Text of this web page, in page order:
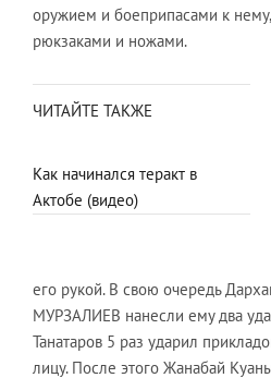
оружием и боеприпасами к
рюкзаками и ножами.
ЧИТАЙТЕ ТАКЖЕ
Как начинался теракт в
Актобе (видео)
его рукой. В свою очередь
МУРЗАЛИЕВ нанесли ему два
Танатаров 5 раз ударил
лицу. После этого Жанабай